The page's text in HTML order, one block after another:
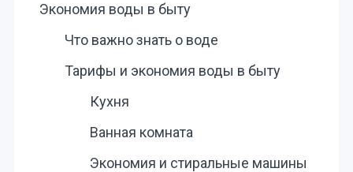
Экономия воды в быту
Что важно знать о воде
Тарифы и экономия воды в быту
Кухня
Ванная комната
Экономия и стиральные машины